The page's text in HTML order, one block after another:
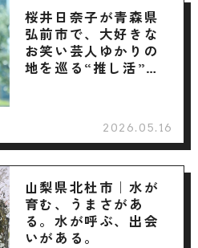
桜井日奈子が青森県
弘前市で、大好きな
お笑い芸人ゆかりの
地を巡る“推し活”旅
2026.05.16
山梨県北杜市｜水が
育む、うまさがあ
る。水が呼ぶ、出会
いがある。